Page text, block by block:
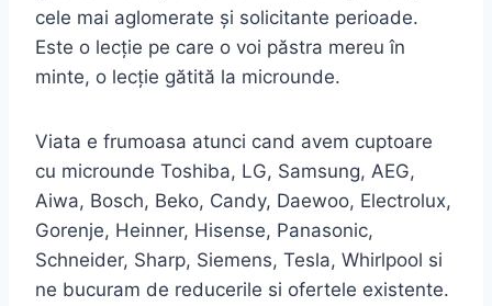
cele mai aglomerate și solicitante perioade.
Este o lecție pe care o voi păstra mereu în
minte, o lecție gătită la microunde.
Viata e frumoasa atunci cand avem cuptoare
cu microunde Toshiba, LG, Samsung, AEG,
Aiwa, Bosch, Beko, Candy, Daewoo, Electrolux,
Gorenje, Heinner, Hisense, Panasonic,
Schneider, Sharp, Siemens, Tesla, Whirlpool si
ne bucuram de reducerile si ofertele existente.